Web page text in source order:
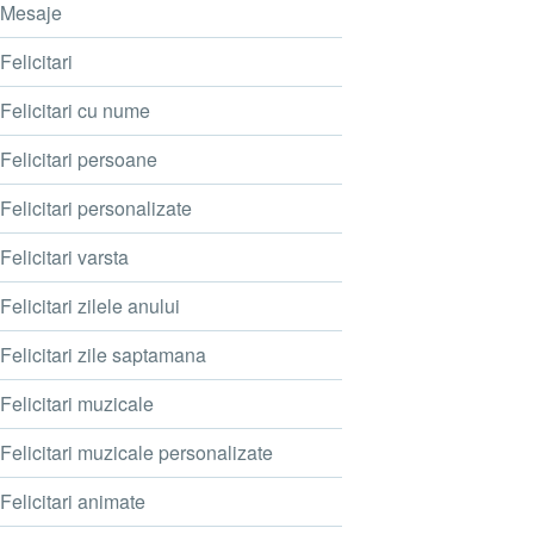
Mesaje
Felicitari
Felicitari cu nume
Felicitari persoane
Felicitari personalizate
Felicitari varsta
Felicitari zilele anului
Felicitari zile saptamana
Felicitari muzicale
Felicitari muzicale personalizate
Felicitari animate